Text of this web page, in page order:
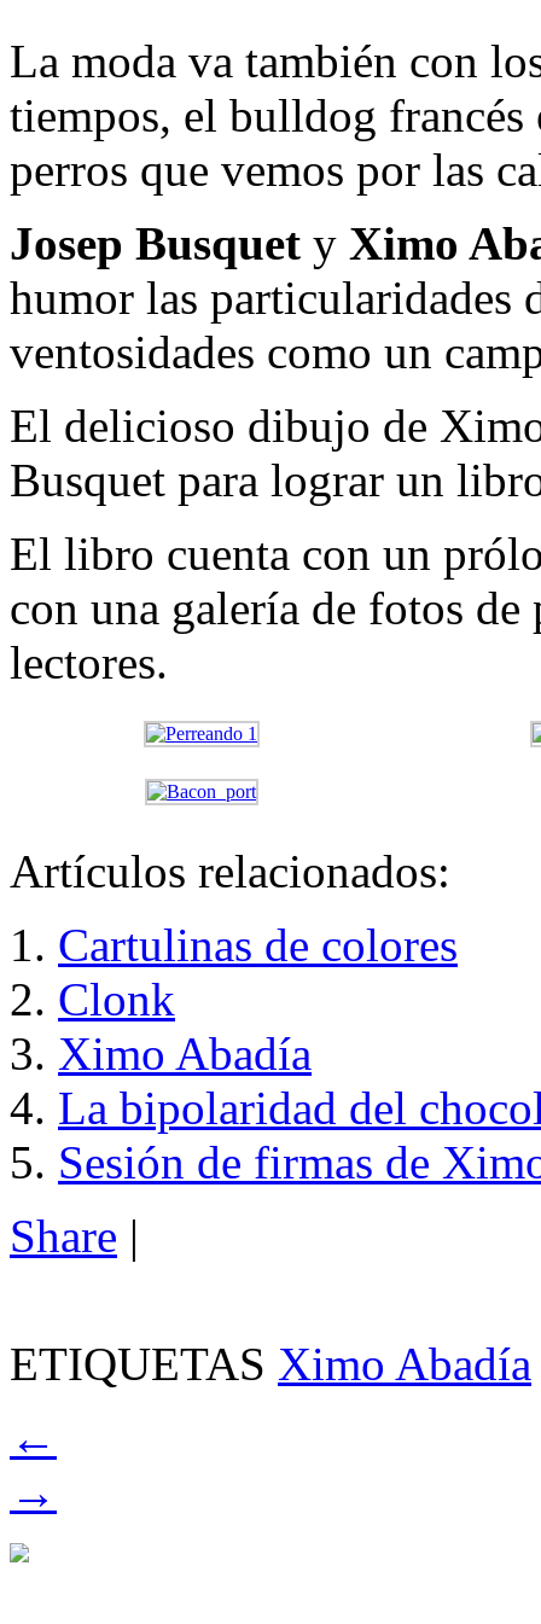
La moda va también con
tiempos, el bulldog francés
perros que vemos por las
Josep Busquet y Ximo
humor las particularidades
ventosidades como un
El delicioso dibujo de
Busquet para lograr un
El libro cuenta con un
con una galería de fotos
lectores.
Artículos relacionados:
Cartulinas de colores
Clonk
Ximo Abadía
La bipolaridad del
Sesión de firmas de
Share |
ETIQUETAS Ximo Abadía
←
→